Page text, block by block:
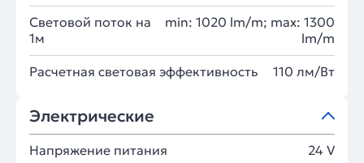
Световой поток на
1м
min: 1020 lm/m; max: 1300
lm/m
Расчетная световая эффективность 110 лм/Вт
Электрические
Напряжение питания 24 V